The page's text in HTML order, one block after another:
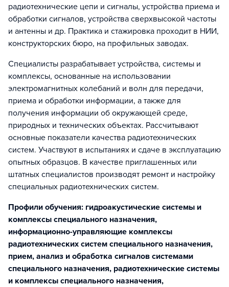
радиотехнические цепи и сигналы, устройства приема и
обработки сигналов, устройства сверхвысокой частоты
и антенны и др. Практика и стажировка проходит в НИИ,
конструкторских бюро, на профильных заводах.
Специалисты разрабатывает устройства, системы и
комплексы, основанные на использовании
электромагнитных колебаний и волн для передачи,
приема и обработки информации, а также для
получения информации об окружающей среде,
природных и технических объектах. Рассчитывают
основные показатели качества радиотехнических
систем. Участвуют в испытаниях и сдаче в эксплуатацию
опытных образцов. В качестве приглашенных или
штатных специалистов производят ремонт и настройку
специальных радиотехнических систем.
Профили обучения: гидроакустические системы и
комплексы специального назначения,
информационно-управляющие комплексы
радиотехнических систем специального назначения,
прием, анализ и обработка сигналов системами
специального назначения, радиотехнические системы
и комплексы специального назначения,